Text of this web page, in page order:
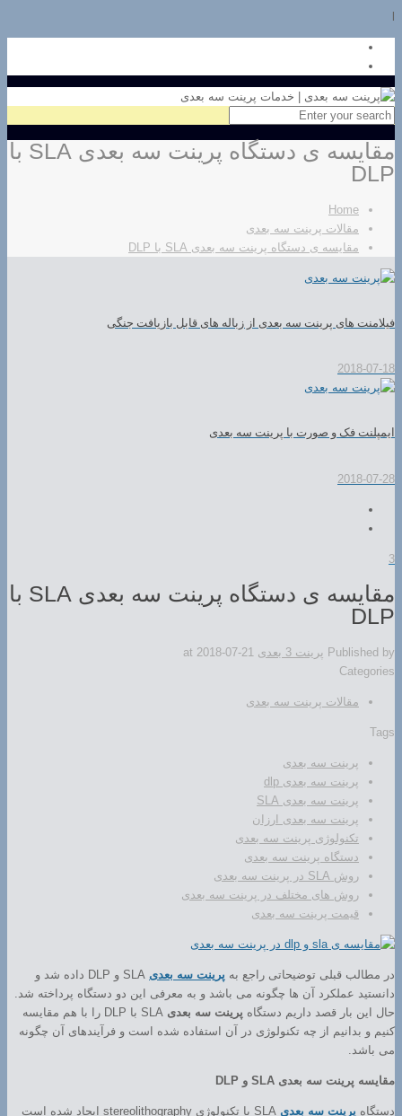
مقایسه ی دستگاه پرینت سه بعدی SLA با
DLP
Home
مقالات پرینت سه بعدی
مقایسه ی دستگاه پرینت سه بعدی SLA با DLP
فیلامنت های پرینت سه بعدی از زباله های قابل بازیافت جنگی
2018-07-18
ایمپلنت فک و صورت با پرینت سه بعدی
2018-07-28
3
مقایسه ی دستگاه پرینت سه بعدی SLA با
DLP
Published by پرینت 3 بعدی at 2018-07-21
Categories
مقالات پرینت سه بعدی
Tags
پرینت سه بعدی
پرینت سه بعدی dlp
پرینت سه بعدی SLA
پرینت سه بعدی ارزان
تکنولوژی پرینت سه بعدی
دستگاه پرینت سه بعدی
روش SLA در پرینت سه بعدی
روش های مختلف در پرینت سه بعدی
قیمت پرینت سه بعدی
در مطالب قبلی توضیحاتی راجع به پرینت سه بعدی
SLA و DLP داده شد و
دانستید عملکرد آن ها چگونه می باشد و به معرفی این دو دستگاه پرداخته شد.
حال این بار قصد داریم دستگاه پرینت سه بعدی
SLA با DLP را با هم مقایسه
کنیم و بدانیم از چه تکنولوژی در آن استفاده شده است و فرآیندهای آن چگونه
می باشد.
مقایسه پرینت سه بعدی SLA و DLP
دستگاه پرینت سه بعدی
SLA با تکنولوژی stereolithography ایجاد شده است